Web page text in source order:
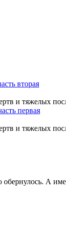
и тяжелых
и тяжелых
А